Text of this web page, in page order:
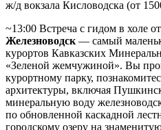
ж/д вокзала Кисловодска (от
~13:00 Встреча с гидом в холе
Железноводск — самый
курортов Кавказских
«Зеленой жемчужиной». Вы
курортному парку,
архитектуры, включая
минеральную воду
по обновленной каскадной
городскому озеру на